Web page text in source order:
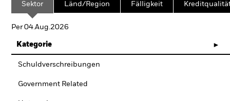
Sektor Länd/Region Fälligkeit
Per 04.Aug.2026
Kategorie
Schuldverschreibungen
Government Related